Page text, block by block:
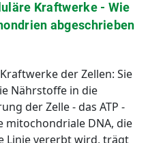
Kraftwerke - Wie
abgeschrieben
der Zellen: Sie
Nährstoffe in die
der Zelle - das ATP -
mitochondriale DNA, die
Linie vererbt wird, trägt